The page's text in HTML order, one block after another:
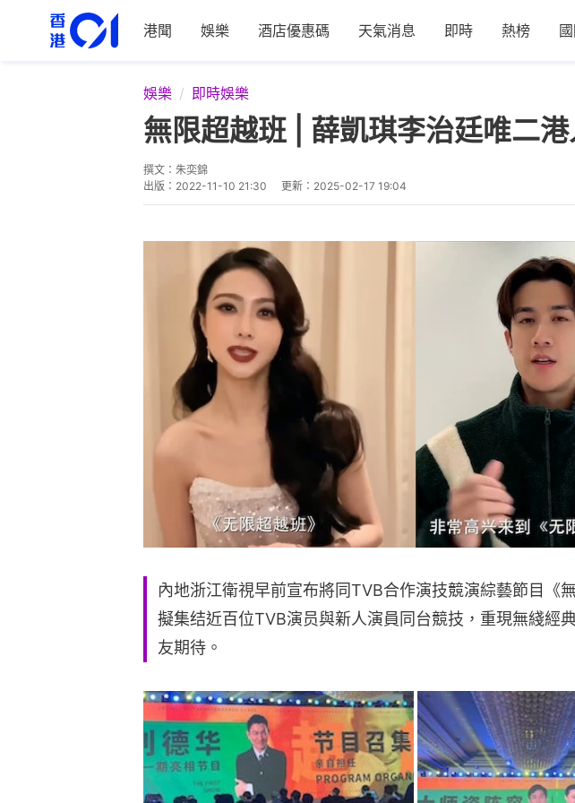
港聞 娛樂 酒店優惠碼 天氣消息 即時 熱榜
娛樂 即時娛樂
無限超越班 | 薛凱琪李治廷唯二
撰文： 朱奕錦
出版： 2022-11-10 21:30 更新： 2025-02-17 19:04
內地浙江衛視早前宣布將同TVB合作演技競演綜藝節目《
擬集结近百位TVB演员與新人演員同台競技，重現無綫經
友期待。